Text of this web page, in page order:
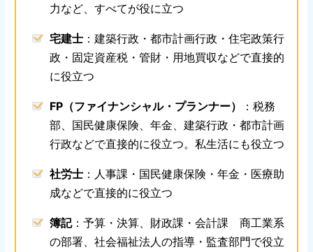
力など、すべてが役に立つ
宅建士 ：建築行政・都市計画行政・住宅政策行
政・固定資産税・管財・用地買収などで直接的
に役立つ
FP（ファイナンシャル・プランナー）
：税務
部、国民健康保険、年金、建築行政・都市計画
行政などで直接的に役立つ。私生活にも役立つ
社労士 ：人事課・国民健康保険・年金・医療助
成などで直接的に役立つ
簿記：予算・決算、財政課・会計課 商工業系
の部署、社会福祉法人の指導・監査部門で役立